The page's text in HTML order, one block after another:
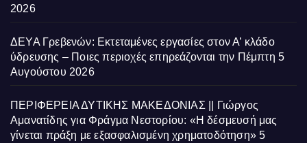
2026
ΔΕΥΑ Γρεβενών: Εκτεταμένες εργασίες στον Α’ κλάδο
ύδρευσης – Ποιες περιοχές επηρεάζονται την Πέμπτη 5
Αυγούστου 2026
ΠΕΡΙΦΕΡΕΙΑ ΔΥΤΙΚΗΣ ΜΑΚΕΔΟΝΙΑΣ || Γιώργος
Αμανατίδης για Φράγμα Νεστορίου: «Η δέσμευσή μας
γίνεται πράξη με εξασφαλισμένη χρηματοδότηση» 5